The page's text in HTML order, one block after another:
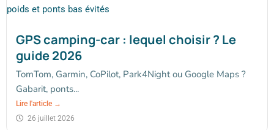
GPS camping-car : lequel choisir ? Le
guide 2026
TomTom, Garmin, CoPilot, Park4Night ou Google Maps ?
Gabarit, ponts...
Lire l'article →
26 juillet 2026